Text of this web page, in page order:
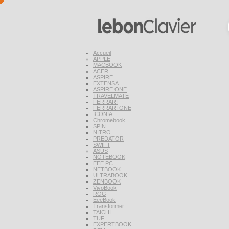
Accueil
APPLE
MACBOOK
ACER
ASPIRE
EXTENSA
ASPIRE ONE
TRAVELMATE
FERRARI
FERRARI ONE
ICONIA
Chromebook
SPIN
NITRO
PREDATOR
SWIFT
ASUS
NOTEBOOK
EEE PC
NETBOOK
ULTRABOOK
ZENBOOK
VivoBook
ROG
EeeBook
Transformer
TAICHI
TUF
EXPERTBOOK